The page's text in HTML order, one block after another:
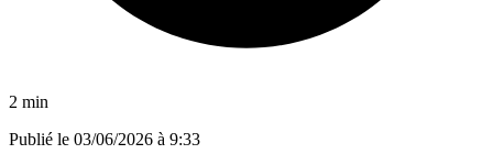
2 min
Publié le 03/06/2026 à 9:33